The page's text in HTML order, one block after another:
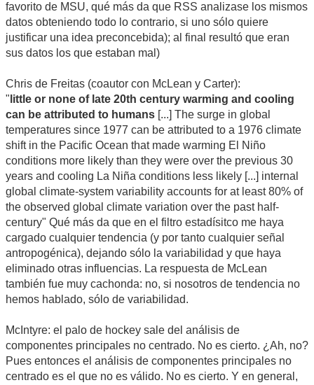
favorito de MSU, qué más da que RSS analizase los mismos
datos obteniendo todo lo contrario, si uno sólo quiere
justificar una idea preconcebida); al final resultó que eran
sus datos los que estaban mal)
Chris de Freitas (coautor con McLean y Carter):
" little or none of late 20th century warming and cooling
can be attributed to humans [...] The surge in global
temperatures since 1977 can be attributed to a 1976 climate
shift in the Pacific Ocean that made warming El Niño
conditions more likely than they were over the previous 30
years and cooling La Niña conditions less likely [...] internal
global climate-system variability accounts for at least 80% of
the observed global climate variation over the past half-
century" Qué más da que en el filtro estadísitco me haya
cargado cualquier tendencia (y por tanto cualquier señal
antropogénica), dejando sólo la variabilidad y que haya
eliminado otras influencias. La respuesta de McLean
también fue muy cachonda: no, si nosotros de tendencia no
hemos hablado, sólo de variabilidad.
McIntyre: el palo de hockey sale del análisis de
componentes principales no centrado. No es cierto. ¿Ah, no?
Pues entonces el análisis de componentes principales no
centrado es el que no es válido. No es cierto. Y en general,